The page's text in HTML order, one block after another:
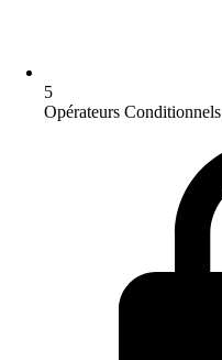
5
Opérateurs Conditionnels